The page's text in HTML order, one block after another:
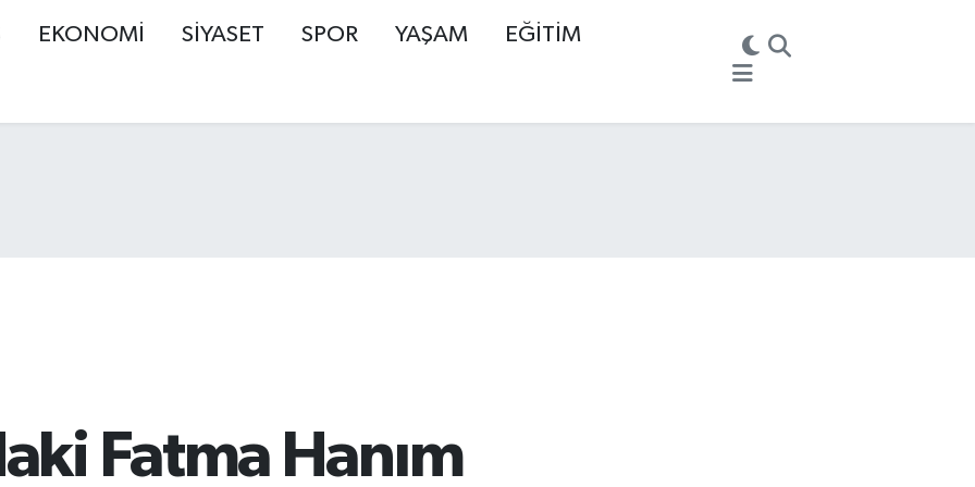
EKONOMİ SİYASET SPOR YAŞAM EĞİTİM
Fatma Hanım